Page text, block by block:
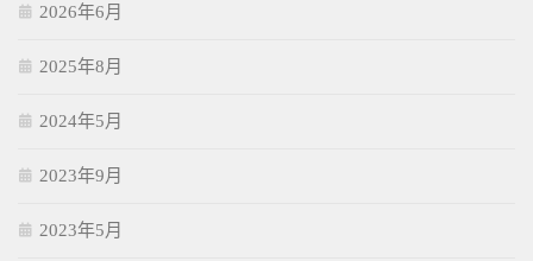
2026年6月
2025年8月
2024年5月
2023年9月
2023年5月